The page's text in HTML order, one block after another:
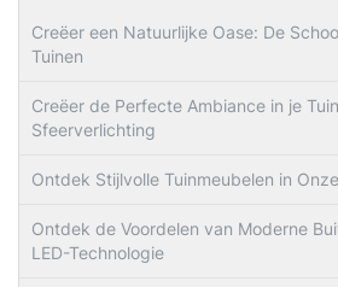
Creëer een Natuurlijke Oase: De
Tuinen
Creëer de Perfecte Ambiance in je
Sfeerverlichting
Ontdek Stijlvolle Tuinmeubelen in
Ontdek de Voordelen van Moderne
LED-Technologie